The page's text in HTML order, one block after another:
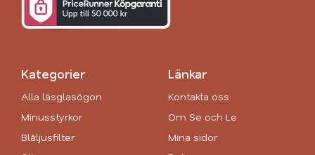
Kategorier
Alla läsglasögon
Minusstyrkor
Blåljusfilter
Länkar
Kontakta oss
Om Se och Le
Mina sidor